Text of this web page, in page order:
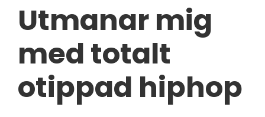
Utmanar mig
med totalt
otippad hiphop